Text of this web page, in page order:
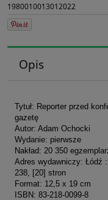
1980010013012022
Opis
Tytuł: Reporter przed
gazetę
Autor: Adam Ochocki
Wydanie: pierwsze
Nakład: 20 350
Adres wydawniczy: Łódź
238, [20] stron
Format: 12,5 x 19 cm
ISBN: 83-218-0099-8